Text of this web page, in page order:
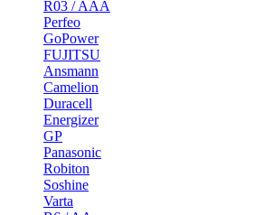
R03 / AAA
Perfeo
GoPower
FUJITSU
Ansmann
Camelion
Duracell
Energizer
GP
Panasonic
Robiton
Soshine
Varta